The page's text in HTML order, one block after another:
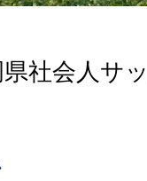
県社会人